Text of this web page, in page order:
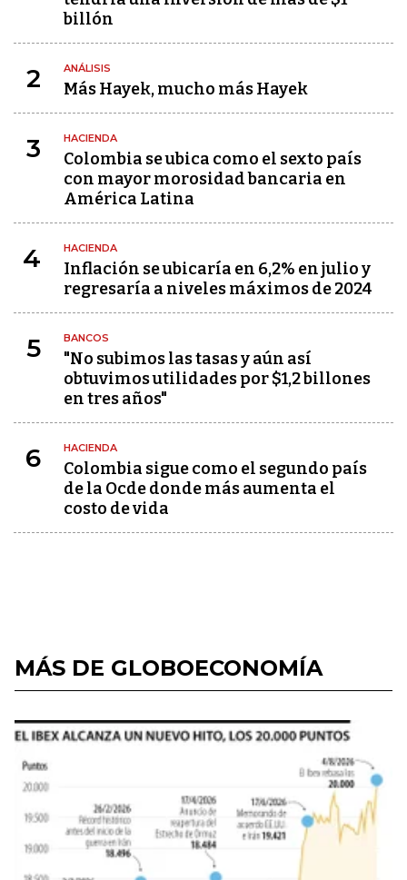
billón
2 ANÁLISIS
Más Hayek, mucho más Hayek
3 HACIENDA
Colombia se ubica como el sexto país
con mayor morosidad bancaria en
América Latina
4 HACIENDA
Inflación se ubicaría en 6,2% en julio y
regresaría a niveles máximos de 2024
5 BANCOS
"No subimos las tasas y aún así
obtuvimos utilidades por $1,2 billones
en tres años"
6 HACIENDA
Colombia sigue como el segundo país
de la Ocde donde más aumenta el
costo de vida
MÁS DE GLOBOECONOMÍA